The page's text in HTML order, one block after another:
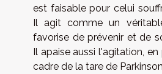
est faisable pour celui
Il agit comme un
favorise de prévenir et de
Il apaise aussi l'agitation,
cadre de la tare de